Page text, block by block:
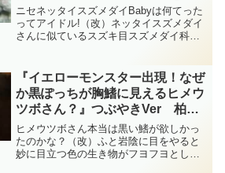
Ver ケラマ ダイビング‐フォト‐
つぶあんくん
ニセネッタイスズメダイBabyは何てった
ってアイドル!（改）ネッタイスズメダイ
さんに似ているスズキ目スズメダイ科の
ますが綺麗な黄色をしており成魚になる
と身体の黄色が薄く...
『イエローモンスター出現！なぜ
か黒ぽっちが胸鰭に見えるヒメウ
ツボさん？』つぶやきVer 柏島
ダイビング‐フォト‐tsubuankun
ヒメウツボさん本当は黒い鰭が欲しかっ
たのかな？（改）ふと岩陰に目をやると
妙に目立つ色の生き物がフヨフヨとして